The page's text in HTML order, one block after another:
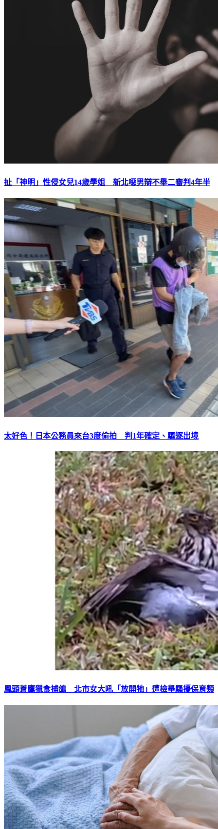
扯「神明」性侵女兒14歲學姐 新北噁男辯不舉二審判4年半
太好色！日本公務員來台3度偷拍 判1年確定、驅逐出境
鳳頭蒼鷹獵食捕鴿 北市女大吼「放開牠」遭檢舉騷擾保育類